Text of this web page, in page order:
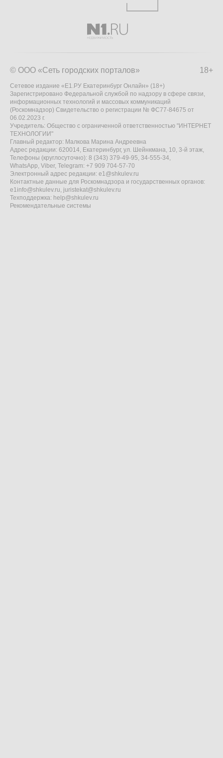
18+
© ООО «Сеть городских порталов»
Сетевое издание «Е1.РУ Екатеринбург Онлайн» (18+)
Зарегистрировано Федеральной службой по надзору в сфере связи,
информационных технологий и массовых коммуникаций
(Роскомнадзор) Свидетельство о регистрации № ФС77-84675 от
06.02.2023 г.
Учредитель: Общество с ограниченной ответственностью "ИНТЕРНЕТ
ТЕХНОЛОГИИ"
Главный редактор: Малкова Марина Андреевна
Адрес редакции: 620014, Екатеринбург, ул. Шейнкмана, 10, 3-й этаж,
Телефоны (круглосуточно): 8 (343) 379-49-95, 34-555-34,
WhatsApp, Viber, Telegram: +7 909 704-57-70
Электронный адрес редакции: e1@shkulev.ru
Контактные данные для Роскомнадзора и государственных органов:
e1info@shkulev.ru, juristekat@shkulev.ru
Техподдержка: help@shkulev.ru
Рекомендательные системы